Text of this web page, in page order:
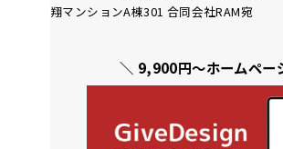
翔マンションA棟301 合同会社RAM宛
＼ 9,900円〜ホームペー